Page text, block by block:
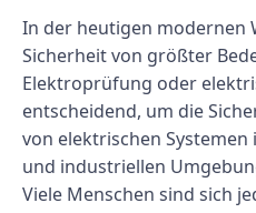
In der heutigen modernen
Sicherheit von größter
Elektroprüfung oder
entscheidend, um die
von elektrischen
und industriellen
Viele Menschen sind sich